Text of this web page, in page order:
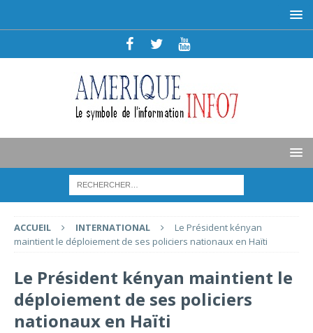
ACCUEIL INTERNATIONAL
Le Président kényan
maintient le déploiement de ses policiers nationaux en Haïti
Le Président kényan maintient le
déploiement de ses policiers
nationaux en Haïti